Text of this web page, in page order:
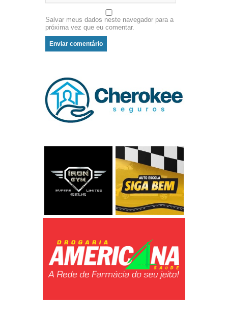
Salvar meus dados neste navegador para a
próxima vez que eu comentar.